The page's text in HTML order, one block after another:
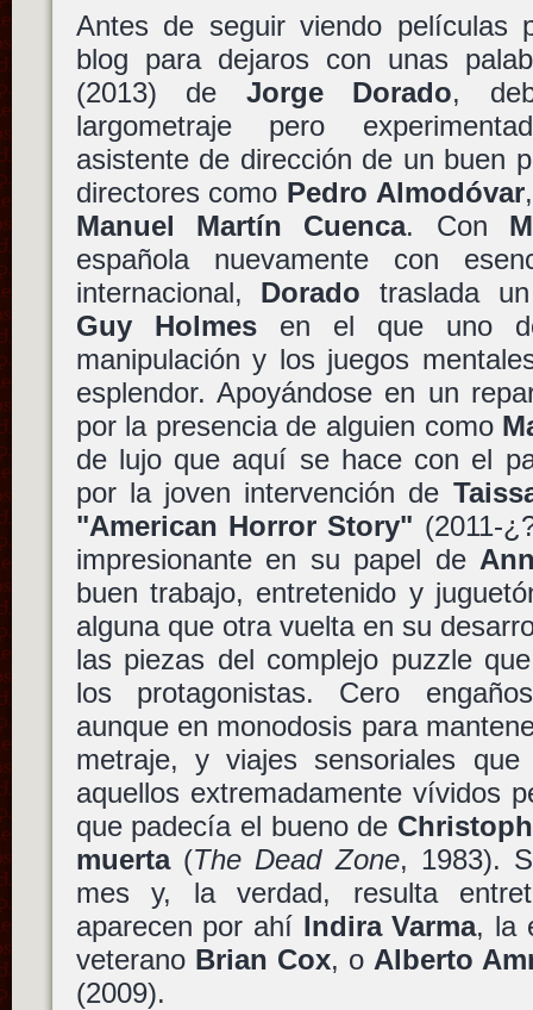
Antes de seguir viendo películas
blog para dejaros con unas
(2013) de Jorge Dorado,
largometraje pero
asistente de dirección de un buen
directores como Pedro Almodóvar
Manuel Martín Cuenca. Con
española nuevamente con
internacional, Dorado traslada
Guy Holmesen el que uno
manipulación y los juegos
esplendor. Apoyándose en un
por la presencia de alguien como
de lujo que aquí se hace con el
por la joven intervención de
"American Horror Story" (2011-
impresionante en su papel de
buen trabajo, entretenido y
alguna que otra vuelta en su
las piezas del complejo puzzle
los protagonistas. Cero
aunque en monodosis para
metraje, y viajes sensoriales
aquellos extremadamente vívidos
que padecía el bueno de
muerta(The Dead Zone, 1983).
mes y, la verdad, resulta
aparecen por ahí Indira Varma, la
veterano Brian Cox, o Alberto
(2009).